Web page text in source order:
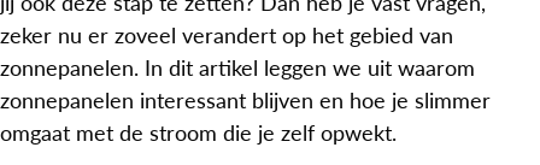
zeker nu er zoveel verandert op het gebied van
zonnepanelen. In dit artikel leggen we uit waarom
zonnepanelen interessant blijven en hoe je slimmer
omgaat met de stroom die je zelf opwekt.